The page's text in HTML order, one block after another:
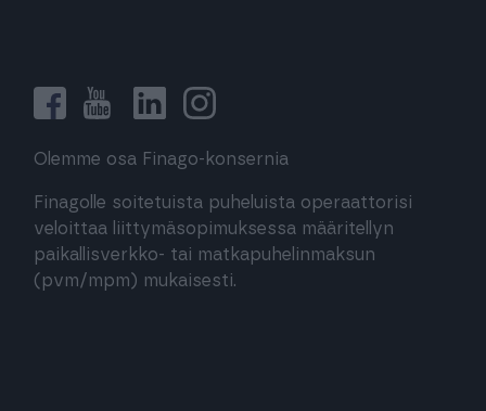
Olemme osa Finago-konsernia
Finagolle soitetuista puheluista operaattorisi
veloittaa liittymäsopimuksessa määritellyn
paikallisverkko- tai matkapuhelinmaksun
(pvm/mpm) mukaisesti.